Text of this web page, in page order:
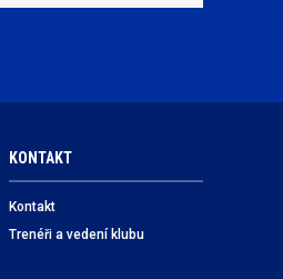
KONTAKT
Kontakt
Trenéři a vedení klubu